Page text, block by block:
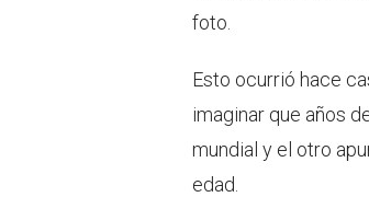
foto.
Esto ocurrió hace
imaginar que años
mundial y el otro
edad.